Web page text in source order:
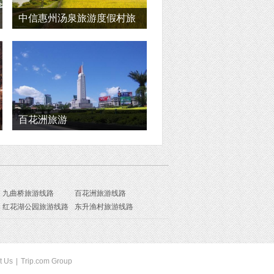
中信惠州汤泉旅游度假村旅
游
百花洲旅游
九曲桥旅游线路
百花洲旅游线路
红花湖公园旅游线路
东升渔村旅游线路
Us Trip.com Group